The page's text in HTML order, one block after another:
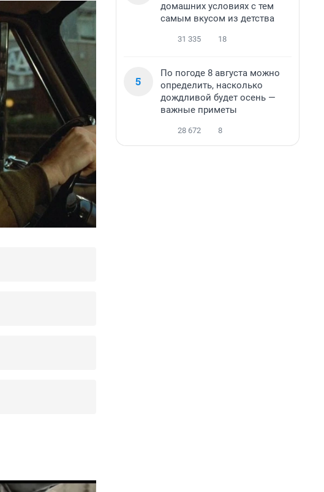
домашних условиях с тем
самым вкусом из детства
31 335 18
5
По погоде 8 августа можно
определить, насколько
дождливой будет осень —
важные приметы
28 672 8